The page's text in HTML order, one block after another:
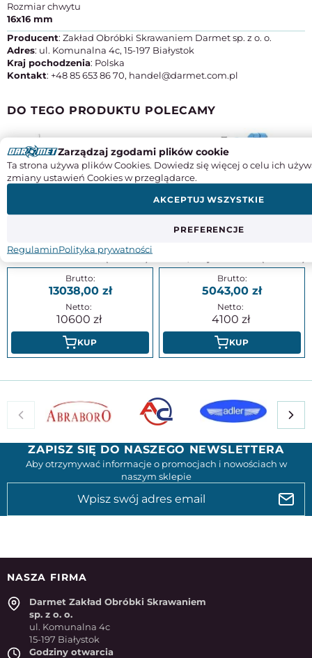
Rozmiar chwytu
16x16 mm
Producent: Zakład Obróbki Skrawaniem Darmet sp. z o. o.
Adres: ul. Komunalna 4c, 15-197 Białystok
Kraj pochodzenia: Polska
Kontakt: +48 85 653 86 70, handel@darmet.com.pl
DO TEGO PRODUKTU POLECAMY
Ostrzałka do frezów, wierteł, noży
tokarskich - DARMET (DM-2772)
13038,00
10600
KUP
5043,00
4100
KUP
ZAPISZ SIĘ DO NASZEGO NEWSLETTERA
Aby otrzymywać informacje o promocjach i nowościach w
naszym sklepie
NASZA FIRMA
Darmet Zakład Obróbki Skrawaniem
sp. z o. o.
ul. Komunalna 4c
15-197 Białystok
Godziny otwarcia
Zarządzaj zgodami plików cookie
Ta strona używa plików Cookies. Dowiedz się więcej o celu ich
zmiany ustawień Cookies w przeglądarce.
PREFERENCJE
AKCEPTUJ WSZYSTKIE
RegulaminPolityka prywatności